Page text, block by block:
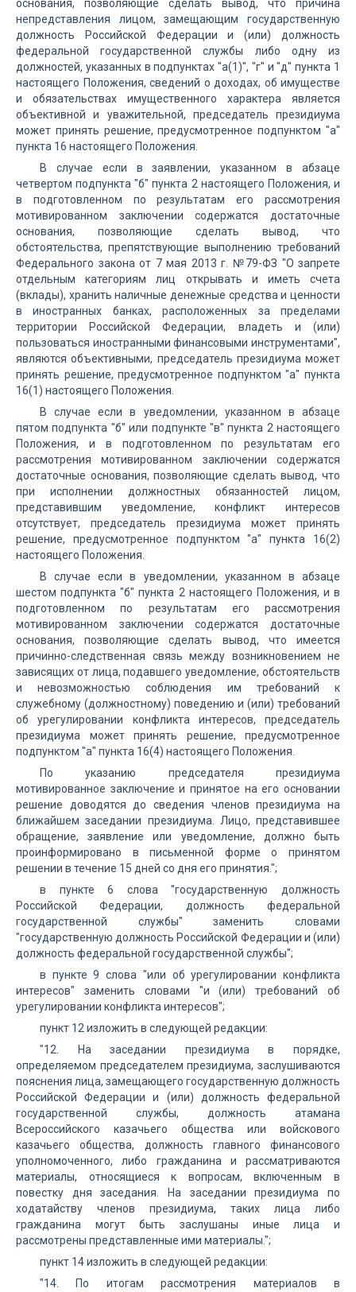
основания, позволяющие сделать вывод, что причина
непредставления лицом, замещающим государственную
должность Российской Федерации и (или) должность
федеральной государственной службы либо одну из
должностей, указанных в подпунктах "а(1)", "г" и "д" пункта 1
настоящего Положения, сведений о доходах, об имуществе
и обязательствах имущественного характера является
объективной и уважительной, председатель президиума
может принять решение, предусмотренное подпунктом "а"
пункта 16 настоящего Положения.
В случае если в заявлении, указанном в абзаце
четвертом подпункта "б" пункта 2 настоящего Положения, и
в подготовленном по результатам его рассмотрения
мотивированном заключении содержатся достаточные
основания, позволяющие сделать вывод, что
обстоятельства, препятствующие выполнению требований
Федерального закона от 7 мая 2013 г. №79-ФЗ "О запрете
отдельным категориям лиц открывать и иметь счета
(вклады), хранить наличные денежные средства и ценности
в иностранных банках, расположенных за пределами
территории Российской Федерации, владеть и (или)
пользоваться иностранными финансовыми инструментами",
являются объективными, председатель президиума может
принять решение, предусмотренное подпунктом "а" пункта
16(1) настоящего Положения.
В случае если в уведомлении, указанном в абзаце
пятом подпункта "б" или подпункте "в" пункта 2 настоящего
Положения, и в подготовленном по результатам его
рассмотрения мотивированном заключении содержатся
достаточные основания, позволяющие сделать вывод, что
при исполнении должностных обязанностей лицом,
представившим уведомление, конфликт интересов
отсутствует, председатель президиума может принять
решение, предусмотренное подпунктом "а" пункта 16(2)
настоящего Положения.
В случае если в уведомлении, указанном в абзаце
шестом подпункта "б" пункта 2 настоящего Положения, и в
подготовленном по результатам его рассмотрения
мотивированном заключении содержатся достаточные
основания, позволяющие сделать вывод, что имеется
причинно-следственная связь между возникновением не
зависящих от лица, подавшего уведомление, обстоятельств
и невозможностью соблюдения им требований к
служебному (должностному) поведению и (или) требований
об урегулировании конфликта интересов, председатель
президиума может принять решение, предусмотренное
подпунктом "а" пункта 16(4) настоящего Положения.
По указанию председателя президиума
мотивированное заключение и принятое на его основании
решение доводятся до сведения членов президиума на
ближайшем заседании президиума. Лицо, представившее
обращение, заявление или уведомление, должно быть
проинформировано в письменной форме о принятом
решении в течение 15 дней со дня его принятия.";
в пункте 6 слова "государственную должность
Российской Федерации, должность федеральной
государственной службы" заменить словами
"государственную должность Российской Федерации и (или)
должность федеральной государственной службы";
в пункте 9 слова "или об урегулировании конфликта
интересов" заменить словами "и (или) требований об
урегулировании конфликта интересов";
пункт 12 изложить в следующей редакции:
"12. На заседании президиума в порядке,
определяемом председателем президиума, заслушиваются
пояснения лица, замещающего государственную должность
Российской Федерации и (или) должность федеральной
государственной службы, должность атамана
Всероссийского казачьего общества или войскового
казачьего общества, должность главного финансового
уполномоченного, либо гражданина и рассматриваются
материалы, относящиеся к вопросам, включенным в
повестку дня заседания. На заседании президиума по
ходатайству членов президиума, таких лица либо
гражданина могут быть заслушаны иные лица и
рассмотрены представленные ими материалы.";
пункт 14 изложить в следующей редакции:
"14. По итогам рассмотрения материалов в